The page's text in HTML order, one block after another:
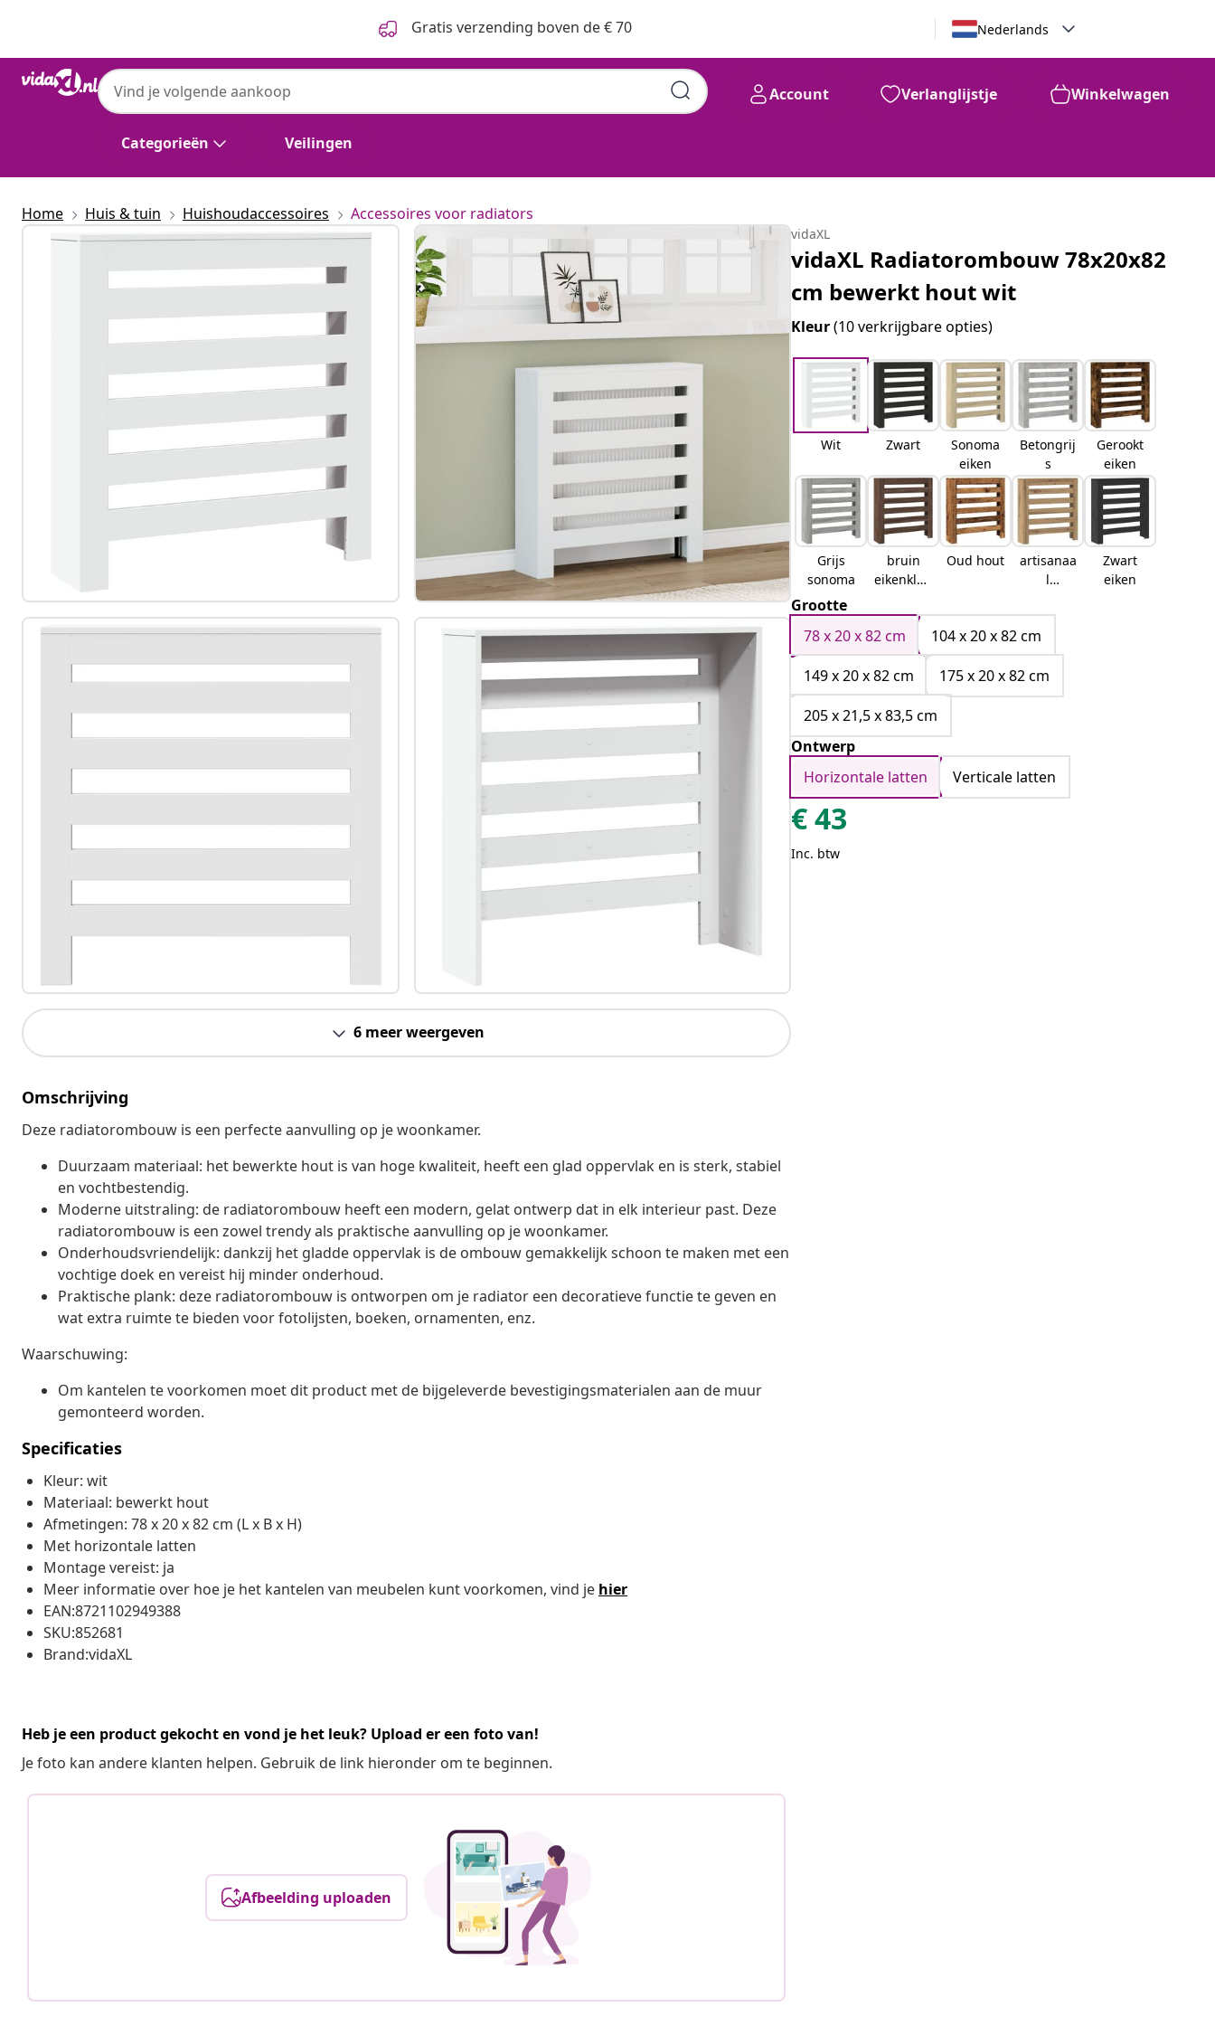
Gratis verzending boven de € 70 Nederlands
Categorieën Veilingen
Account Verlanglijstje Winkelwagen
Home Huis & tuin Huishoudaccessoires Accessoires voor radiators
6 meer weergeven
Omschrijving
Deze radiatorombouw is een perfecte aanvulling op je woonkamer.
Duurzaam materiaal: het bewerkte hout is van hoge kwaliteit, heeft een glad oppervlak en is sterk, stabiel
en vochtbestendig.
Moderne uitstraling: de radiatorombouw heeft een modern, gelat ontwerp dat in elk interieur past. Deze
radiatorombouw is een zowel trendy als praktische aanvulling op je woonkamer.
Onderhoudsvriendelijk: dankzij het gladde oppervlak is de ombouw gemakkelijk schoon te maken met een
vochtige doek en vereist hij minder onderhoud.
Praktische plank: deze radiatorombouw is ontworpen om je radiator een decoratieve functie te geven en
wat extra ruimte te bieden voor fotolijsten, boeken, ornamenten, enz.
Waarschuwing:
Om kantelen te voorkomen moet dit product met de bijgeleverde bevestigingsmaterialen aan de muur
gemonteerd worden.
Specificaties
Kleur: wit
Materiaal: bewerkt hout
Afmetingen: 78 x 20 x 82 cm (L x B x H)
Met horizontale latten
Montage vereist: ja
Meer informatie over hoe je het kantelen van meubelen kunt voorkomen, vind je hier
EAN:8721102949388
SKU:852681
Brand:vidaXL
Heb je een product gekocht en vond je het leuk? Upload er een foto van!
Je foto kan andere klanten helpen. Gebruik de link hieronder om te beginnen.
Afbeelding uploaden
vidaXL
vidaXL Radiatorombouw 78x20x82
cm bewerkt hout wit
Kleur(10 verkrijgbare opties)
Wit Zwart
Sonoma
eiken
Betongrij
s
Gerookt
eiken
Grijs
sonoma
bruin
eikenkleu
Oud hout
artisanaa
l
rig
Zwart
eiken
Grootte
78 x 20 x 82 cm
104 x 20 x 82 cm
149 x 20 x 82 cm
175 x 20 x 82 cm
205 x 21,5 x 83,5 cm
Ontwerp
Horizontale latten
Verticale latten
€43
Inc. btw